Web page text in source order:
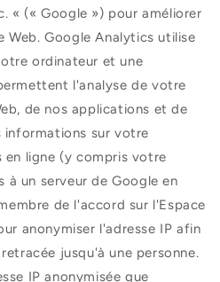
« (« Google ») pour améliorer
Google Analytics utilise
ordinateur et une
l'analyse de votre
de nos applications et de
informations sur votre
en ligne (y compris votre
à un serveur de Google en
de l'accord sur l'Espace
anonymiser l'adresse IP afin
jusqu'à une personne.
IP anonymisée que